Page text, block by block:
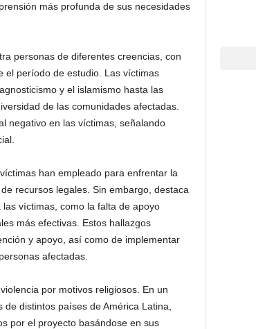
más profunda de sus necesidades
personas de diferentes creencias, con
el período de estudio. Las víctimas
y el islamismo hasta las
de las comunidades afectadas.
negativo en las víctimas, señalando
han empleado para enfrentar la
recursos legales. Sin embargo, destaca
víctimas, como la falta de apoyo
más efectivas. Estos hallazgos
y apoyo, así como de implementar
afectadas.
por motivos religiosos. En un
distintos países de América Latina,
por el proyecto basándose en sus